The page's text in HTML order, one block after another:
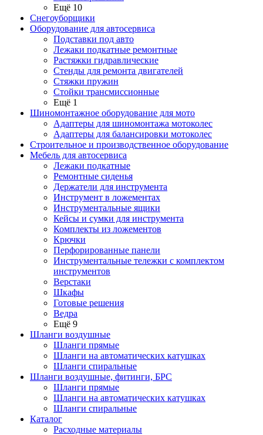
Ещё 10
Снегоуборщики
Оборудование для автосервиса
Подставки под авто
Лежаки подкатные ремонтные
Растяжки гидравлические
Стенды для ремонта двигателей
Стяжки пружин
Стойки трансмиссионные
Ещё 1
Шиномонтажное оборудование для мото
Адаптеры для шиномонтажа мотоколес
Адаптеры для балансировки мотоколес
Строительное и производственное оборудование
Мебель для автосервиса
Лежаки подкатные
Ремонтные сиденья
Держатели для инструмента
Инструмент в ложементах
Инструментальные ящики
Кейсы и сумки для инструмента
Комплекты из ложементов
Крючки
Перфорированные панели
Инструментальные тележки с комплектом
инструментов
Верстаки
Шкафы
Готовые решения
Ведра
Ещё 9
Шланги воздушные
Шланги прямые
Шланги на автоматических катушках
Шланги спиральные
Шланги воздушные, фитинги, БРС
Шланги прямые
Шланги на автоматических катушках
Шланги спиральные
Каталог
Расходные материалы